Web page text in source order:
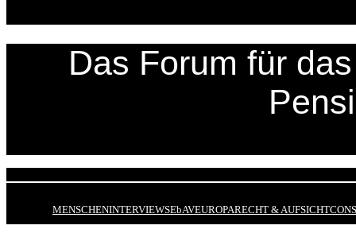
Das Forum für
MENSCHENINTERVIEWSEbAVEUROPARECHT & AUFSICHT